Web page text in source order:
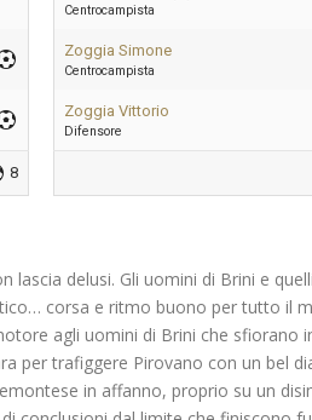
8
Centrocampista
Zoggia Simone
Centrocampista
Zoggia Vittorio
Difensore
delusi. Gli uomini di Brini e
corsa e ritmo buono per tutto il
agli uomini di Brini che sfiorano
per trafiggere Pirovano con un bel
in affanno, proprio su un